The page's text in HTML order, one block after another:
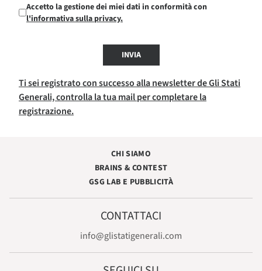
Accetto la gestione dei miei dati in conformità con
l'informativa sulla privacy.
INVIA
Ti sei registrato con successo alla newsletter de Gli Stati
Generali, controlla la tua mail per completare la
registrazione.
CHI SIAMO
BRAINS & CONTEST
GSG LAB E PUBBLICITÀ
CONTATTACI
info@glistatigenerali.com